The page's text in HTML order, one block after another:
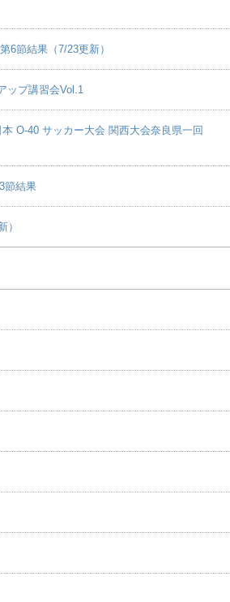
6節結果（7/23更新）
ップ講習会Vol.1
O-40 サッカー大会 関西大会奈良県一回
節結果
）